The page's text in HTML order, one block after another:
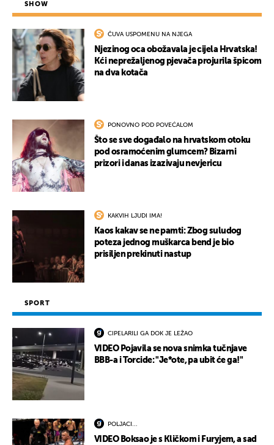
SHOW
ČUVA USPOMENU NA NJEGA
Njezinog oca obožavala je cijela Hrvatska!
Kći neprežaljenog pjevača projurila špicom
na dva kotača
PONOVNO POD POVEĆALOM
Što se sve događalo na hrvatskom otoku
pod osramoćenim glumcem? Bizarni
prizori i danas izazivaju nevjericu
KAKVIH LJUDI IMA!
Kaos kakav se ne pamti: Zbog suludog
poteza jednog muškarca bend je bio
prisiljen prekinuti nastup
SPORT
CIPELARILI GA DOK JE LEŽAO
VIDEO Pojavila se nova snimka tučnjave
BBB-a i Torcide: "Je*ote, pa ubit će ga!"
POLJACI...
VIDEO Boksao je s Kličkom i Furyjem, a sad